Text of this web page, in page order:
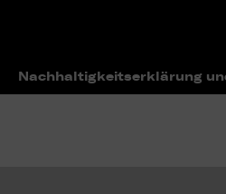
Nachhaltigkeitserklärung